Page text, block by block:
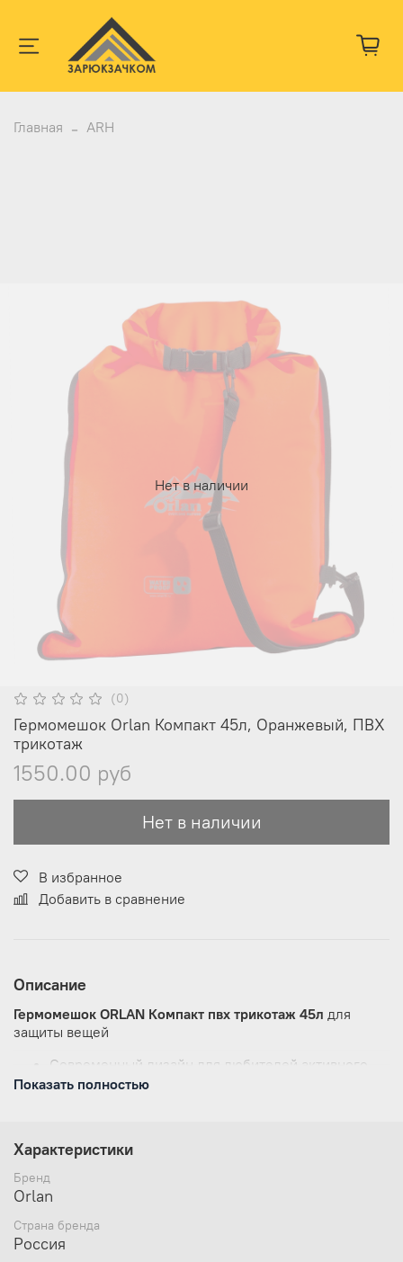
Главная ARH
Нет в наличии
(0)
Гермомешок Orlan Компакт 45л, Оранжевый, ПВХ
трикотаж
1550.00 руб
Нет в наличии
В избранное
Добавить в сравнение
Описание
Гермомешок ORLAN Компакт пвх трикотаж 45л для
защиты вещей
Современный дизайн для любителей активного
спорта и отдыха на воде
Гермомешок защитит ваши вещи от воды, пыли
Заверните верх на несколько оборотов
Лок». Такое простое решение в сочетании
с герметичной сваркой швов позволяет
Показать полностью
Характеристики
Бренд
Orlan
Страна бренда
Россия